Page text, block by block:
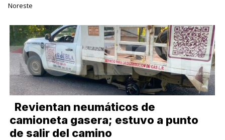
Noreste
Revientan neumáticos de
camioneta gasera; estuvo a punto
de salir del camino